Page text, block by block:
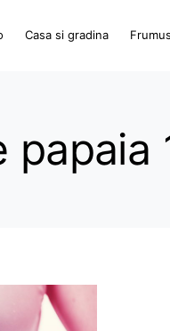
Casa si gradina
papaia